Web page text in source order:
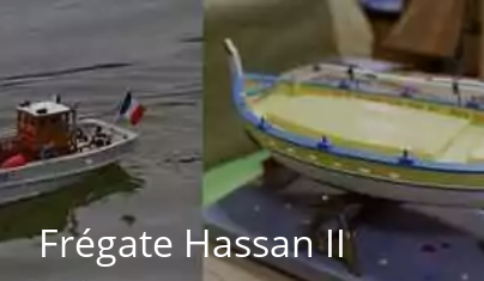
Frégate Hassan II